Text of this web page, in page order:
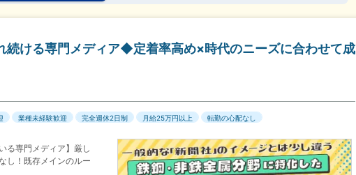
続ける専門メディア◆定着率高め×時代のニーズに合わせて成
業種未経験歓迎 完全週休2日制 月給25万円以上 転勤の心配なし
る専門メディア】厳し
し！既存メインのルー